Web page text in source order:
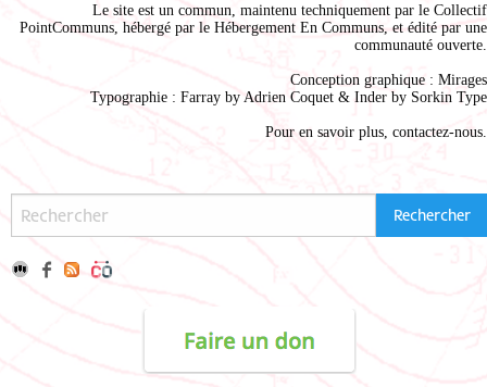
Le site est un commun, maintenu techniquement par le Collectif
PointCommuns , hébergé par le Hébergement En Communs , et édité par une
communauté ouverte.
Conception graphique : Mirages
Typographie : Farray by Adrien Coquet & Inder by Sorkin Type
Pour en savoir plus, contactez-nous